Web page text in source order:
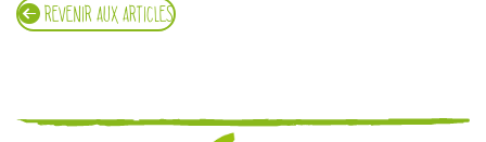
REVENIR AUX ARTICLES